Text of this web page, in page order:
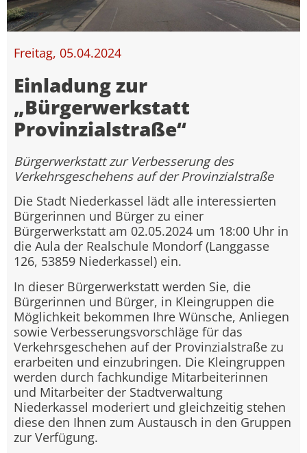
Freitag, 05.04.2024
Einladung zur
„Bürgerwerkstatt
Provinzialstraße“
Bürgerwerkstatt zur Verbesserung des
Verkehrsgeschehens auf der Provinzialstraße
Die Stadt Niederkassel lädt alle interessierten
Bürgerinnen und Bürger zu einer
Bürgerwerkstatt am 02.05.2024 um 18:00 Uhr in
die Aula der Realschule Mondorf (Langgasse
126, 53859 Niederkassel) ein.
In dieser Bürgerwerkstatt werden Sie, die
Bürgerinnen und Bürger, in Kleingruppen die
Möglichkeit bekommen Ihre Wünsche, Anliegen
sowie Verbesserungsvorschläge für das
Verkehrsgeschehen auf der Provinzialstraße zu
erarbeiten und einzubringen. Die Kleingruppen
werden durch fachkundige Mitarbeiterinnen
und Mitarbeiter der Stadtverwaltung
Niederkassel moderiert und gleichzeitig stehen
diese den Ihnen zum Austausch in den Gruppen
zur Verfügung.